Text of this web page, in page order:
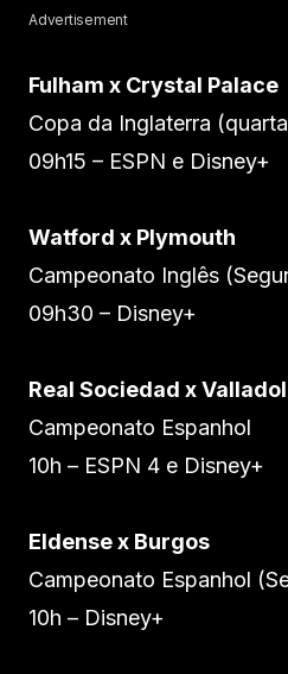
Advertisement
Fulham x Crystal Palace
Copa da Inglaterra
09h15 – ESPN e Disney+
Watford x Plymouth
Campeonato Inglês
09h30 – Disney+
Real Sociedad x
Campeonato Espanhol
10h – ESPN 4 e Disney+
Eldense x Burgos
Campeonato Espanhol
10h – Disney+